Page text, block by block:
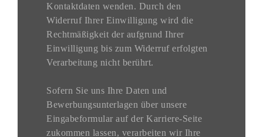
Kontaktdaten wenden. Durch den
Widerruf Ihrer Einwilligung wird die
Rechtmäßigkeit der aufgrund Ihrer
Einwilligung bis zum Widerruf erfolgten
Verarbeitung nicht berührt.
Sofern Sie uns Ihre Daten und
Bewerbungsunterlagen über unsere
Eingabeformular auf der Karriere-Seite
zukommen lassen, verarbeiten wir Ihre